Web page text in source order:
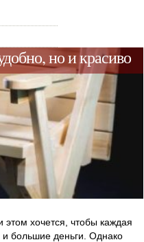
но и красиво
этом хочется, чтобы каждая
большие деньги. Однако